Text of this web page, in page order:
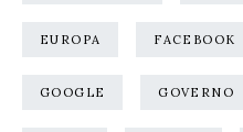
EUROPA FACEBOOK
GOOGLE GOVERNO